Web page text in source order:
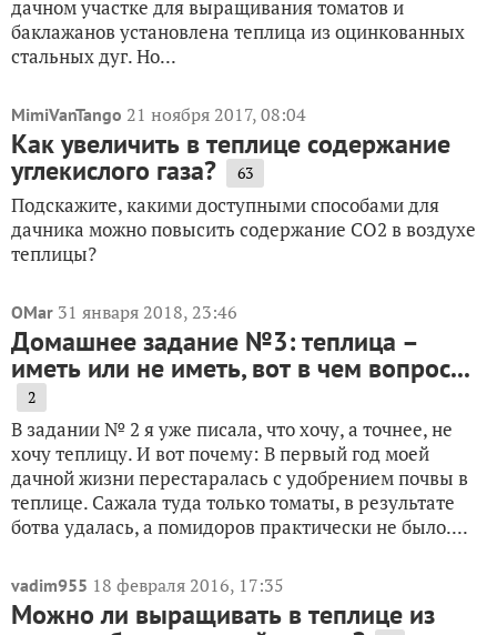
дачном участке для выращивания томатов и
баклажанов установлена теплица из оцинкованных
стальных дуг. Но...
MimiVanTango 21 ноября 2017, 08:04
Как увеличить в теплице содержание
углекислого газа? 63
Подскажите, какими доступными способами для
дачника можно повысить содержание СО2 в воздухе
теплицы?
OMar 31 января 2018, 23:46
Домашнее задание №3: теплица –
иметь или не иметь, вот в чем вопрос...
2
В задании № 2 я уже писала, что хочу, а точнее, не
хочу теплицу. И вот почему: В первый год моей
дачной жизни перестаралась с удобрением почвы в
теплице. Сажала туда только томаты, в результате
ботва удалась, а помидоров практически не было....
vadim955 18 февраля 2016, 17:35
Можно ли выращивать в теплице из